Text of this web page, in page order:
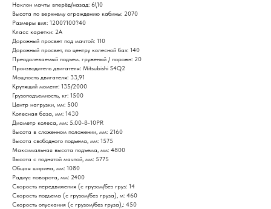
Наклон мачты вперёд/назад: 6\10
Высота по верхнему ограждению кабины: 2070
Размеры вил: 1200?100?40
Класс каретки: 2А
Дорожный просвет под мачтой: 110
Дорожный просвет, по центру колесной баз: 140
Преодолеваемый подъем. груженый / порожн: 20
Производитель двигателя: Mitsubishi S4Q2
Мощность двигателя: 33,91
Крутящий момент: 135/2000
Грузоподъемность, кг: 1500
Центр нагрузки, мм: 500
Колесная база, мм: 1430
Диаметр колеса, мм: 5.00-8-10PR
Высота в сложенном положении, мм: 2160
Высота свободного подъема, мм: 1575
Максимальная высота подъема, мм: 4800
Высота с поднятой мачтой, мм: 5775
Общая ширина, мм: 1080
Радиус поворота, мм: 2400
Скорость передвижения (с грузом/без груз: 14
Скорость подъема (с грузом/без груза), м: 460
Скорость опускания (с грузом/без груза),: 450